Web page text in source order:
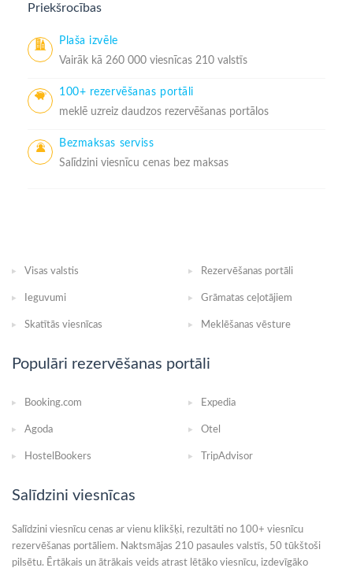
Priekšrocības
Plaša izvēle
Vairāk kā 260 000 viesnīcas 210 valstīs
100+ rezervēšanas portāli
meklē uzreiz daudzos rezervēšanas portālos
Bezmaksas serviss
Salīdzini viesnīcu cenas bez maksas
Visas valstis Rezervēšanas portāli
Ieguvumi Grāmatas ceļotājiem
Skatītās viesnīcas Meklēšanas vēsture
Populāri rezervēšanas portāli
Booking.com Expedia
Agoda Otel
HostelBookers TripAdvisor
Salīdzini viesnīcas
Salīdzini viesnīcu cenas ar vienu klikšķi, rezultāti no 100+ viesnīcu
rezervēšanas portāliem. Naktsmājas 210 pasaules valstīs, 50 tūkštoši
pilsētu. Ērtākais un ātrākais veids atrast lētāko viesnīcu, izdevīgāko